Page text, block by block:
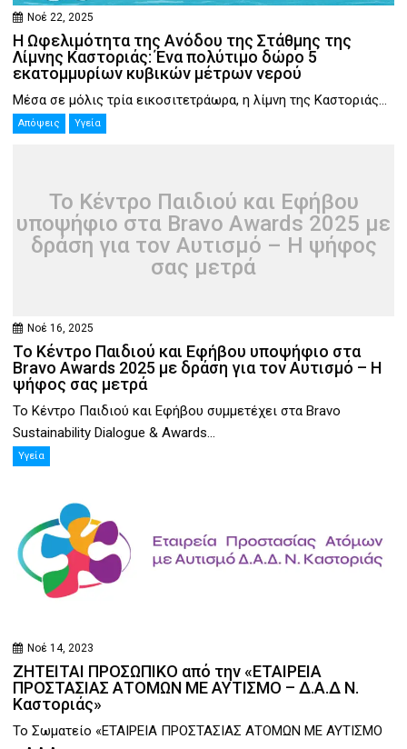
Νοέ 22, 2025
Η Ωφελιμότητα της Ανόδου της Στάθμης της
Λίμνης Καστοριάς: Ένα πολύτιμο δώρο 5
εκατομμυρίων κυβικών μέτρων νερού
Μέσα σε μόλις τρία εικοσιτετράωρα, η λίμνη της Καστοριάς...
Απόψεις Υγεία
Το Κέντρο Παιδιού και Εφήβου
υποψήφιο στα Bravo Awards 2025 με
δράση για τον Αυτισμό – Η ψήφος
σας μετρά
Νοέ 16, 2025
Το Κέντρο Παιδιού και Εφήβου υποψήφιο στα
Bravo Awards 2025 με δράση για τον Αυτισμό – Η
ψήφος σας μετρά
Το Κέντρο Παιδιού και Εφήβου συμμετέχει στα Bravo
Sustainability Dialogue & Awards...
Υγεία
Νοέ 14, 2023
ΖΗΤΕΙΤΑΙ ΠΡΟΣΩΠΙΚΟ από την «ΕΤΑΙΡΕΙΑ
ΠΡΟΣΤΑΣΙΑΣ ΑΤΟΜΩΝ ΜΕ ΑΥΤΙΣΜΟ – Δ.Α.Δ Ν.
Καστοριάς»
Το Σωματείο «ΕΤΑΙΡΕΙΑ ΠΡΟΣΤΑΣΙΑΣ ΑΤΟΜΩΝ ΜΕ ΑΥΤΙΣΜΟ